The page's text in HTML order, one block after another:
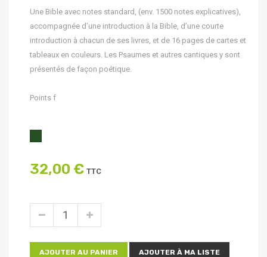
Une Bible avec notes standard, (env. 1500 notes explicatives),
accompagnée d’une introduction à la Bible, d’une courte
introduction à chacun de ses livres, et de 16 pages de cartes et
tableaux en couleurs. Les Psaumes et autres cantiques y sont
présentés de façon poétique.
Points f
32,00 € TTC
AJOUTER AU PANIER AJOUTER À MA LISTE